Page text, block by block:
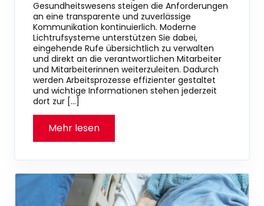
Gesundheitswesens steigen die Anforderungen
an eine transparente und zuverlässige
Kommunikation kontinuierlich. Moderne
Lichtrufsysteme unterstützen Sie dabei,
eingehende Rufe übersichtlich zu verwalten
und direkt an die verantwortlichen Mitarbeiter
und Mitarbeiterinnen weiterzuleiten. Dadurch
werden Arbeitsprozesse effizienter gestaltet
und wichtige Informationen stehen jederzeit
dort zur […]